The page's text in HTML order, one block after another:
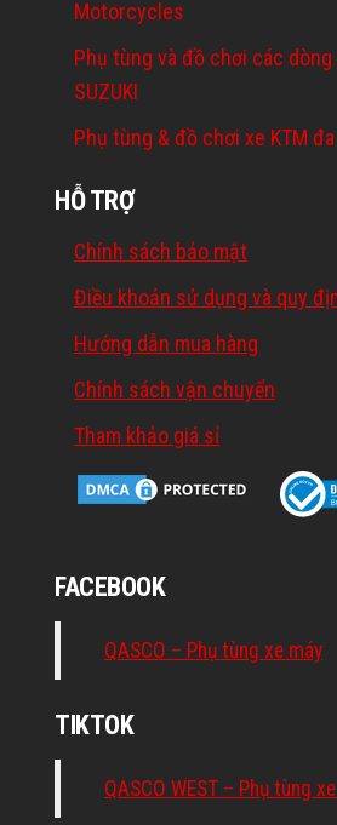
Motorcycles
Phụ tùng và đồ chơi các dòng
SUZUKI
Phụ tùng & đồ chơi xe KTM
HỖ TRỢ
Chính sách bảo mật
Điều khoản sử dụng và quy
Hướng dẫn mua hàng
Chính sách vận chuyển
Tham khảo giá sỉ
FACEBOOK
QASCO – Phụ tùng xe máy
TIKTOK
QASCO WEST – Phụ tùng